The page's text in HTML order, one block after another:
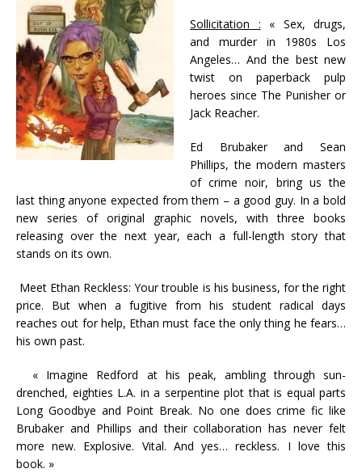
Sollicitation : « Sex, drugs,
and murder in 1980s Los
Angeles… And the best new
twist on paperback pulp
heroes since The Punisher or
Jack Reacher.
Ed Brubaker and Sean
Phillips, the modern masters
of crime noir, bring us the
last thing anyone expected from them – a good guy. In a bold
new series of original graphic novels, with three books
releasing over the next year, each a full-length story that
stands on its own.
Meet Ethan Reckless: Your trouble is his business, for the right
price. But when a fugitive from his student radical days
reaches out for help, Ethan must face the only thing he fears…
his own past.
« Imagine Redford at his peak, ambling through sun-
drenched, eighties L.A. in a serpentine plot that is equal parts
Long Goodbye and Point Break. No one does crime fic like
Brubaker and Phillips and their collaboration has never felt
more new. Explosive. Vital. And yes… reckless. I love this
book. »